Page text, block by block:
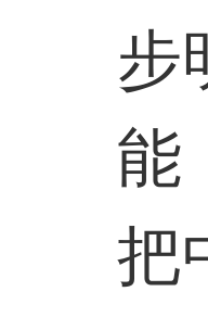
步
能
把